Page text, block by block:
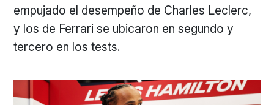
empujado el desempeño de Charles Leclerc,
y los de Ferrari se ubicaron en segundo y
tercero en los tests.